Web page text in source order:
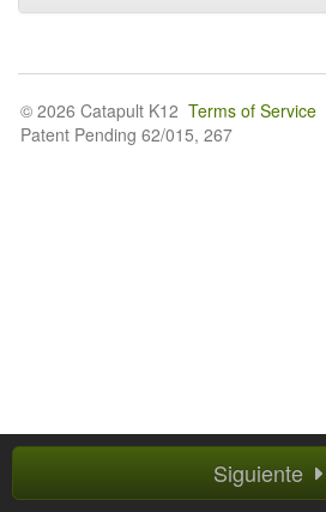
Siguiente
© 2026 Catapult K12 Terms of Service
Patent Pending 62/015, 267